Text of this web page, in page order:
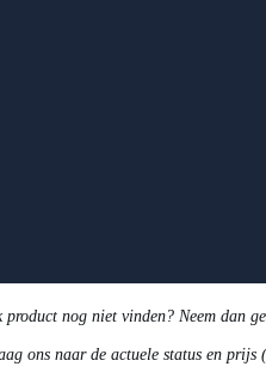
nog niet vinden? Neem dan
ons naar de actuele status en prijs